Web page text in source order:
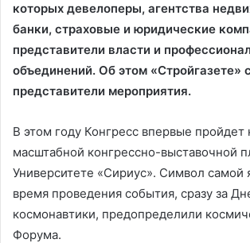
которых девелоперы, агентства
банки, страховые и юридические
представители власти и
объединений. Об этом «Стройгазете»
представители мероприятия.
В этом году Конгресс впервые пройдет
масштабной конгрессно-выставочной
Университете «Сириус». Символ самой
время проведения события, сразу за
космонавтики, предопределили
Форума.